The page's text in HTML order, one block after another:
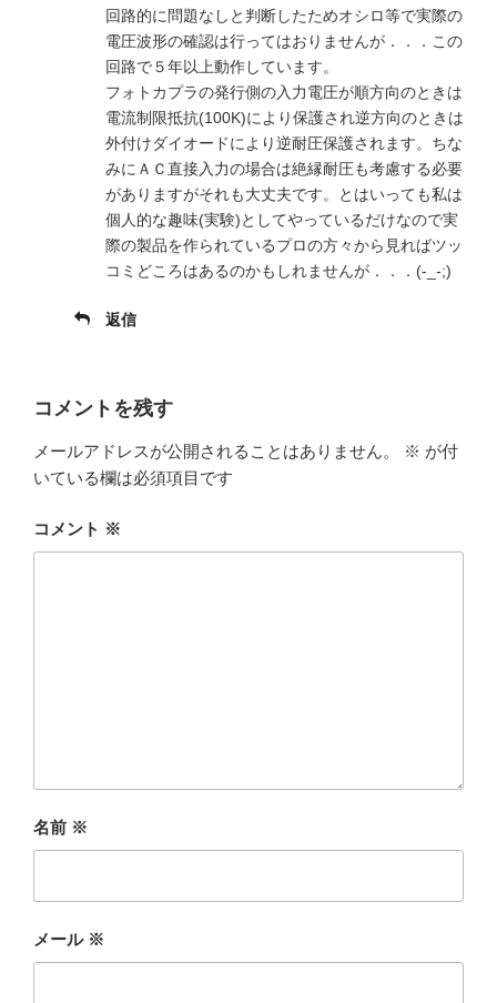
回路的に問題なしと判断したためオシロ等で実際の
電圧波形の確認は行ってはおりませんが．．．この
回路で５年以上動作しています。
フォトカプラの発行側の入力電圧が順方向のときは
電流制限抵抗(100K)により保護され逆方向のときは
外付けダイオードにより逆耐圧保護されます。ちな
みにＡＣ直接入力の場合は絶縁耐圧も考慮する必要
がありますがそれも大丈夫です。とはいっても私は
個人的な趣味(実験)としてやっているだけなので実
際の製品を作られているプロの方々から見ればツッ
コミどころはあるのかもしれませんが．．．(-_-;)
返信
コメントを残す
メールアドレスが公開されることはありません。 ※ が付
いている欄は必須項目です
コメント ※
名前 ※
メール ※